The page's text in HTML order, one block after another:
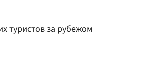
туристов за рубежом